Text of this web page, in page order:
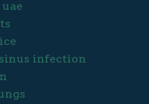
infection